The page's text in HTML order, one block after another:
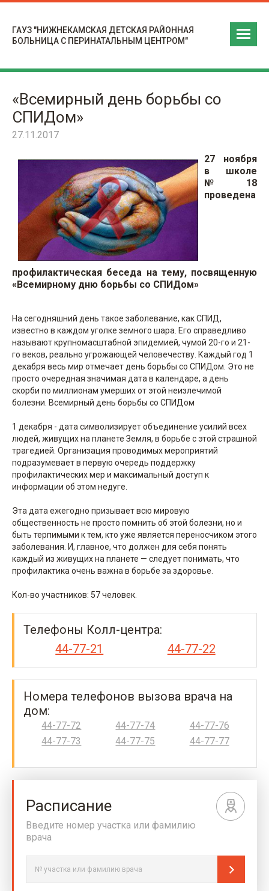
ГАУЗ "НИЖНЕКАМСКАЯ ДЕТСКАЯ РАЙОННАЯ
БОЛЬНИЦА С ПЕРИНАТАЛЬНЫМ ЦЕНТРОМ"
«Всемирный день борьбы со
СПИДом»
27.11.2017
27 ноября
в школе
№18
проведена
профилактическая беседа на тему, посвященную
«Всемирному дню борьбы со СПИДом»
На сегодняшний день такое заболевание, как СПИД,
известно в каждом уголке земного шара. Его справедливо
называют крупномасштабной эпидемией, чумой 20-го и 21-
го веков, реально угрожающей человечеству. Каждый год 1
декабря весь мир отмечает день борьбы со СПИДом. Это не
просто очередная значимая дата в календаре, а день
скорби по миллионам умерших от этой неизлечимой
болезни. Всемирный день борьбы со СПИДом
1 декабря - дата символизирует объединение усилий всех
людей, живущих на планете Земля, в борьбе с этой страшной
трагедией. Организация проводимых мероприятий
подразумевает в первую очередь поддержку
профилактических мер и максимальный доступ к
информации об этом недуге.
Эта дата ежегодно призывает всю мировую
общественность не просто помнить об этой болезни, но и
быть терпимыми к тем, кто уже является переносчиком этого
заболевания. И, главное, что должен для себя понять
каждый из живущих на планете — следует понимать, что
профилактика очень важна в борьбе за здоровье.
Кол-во участников: 57 человек.
Телефоны Колл-центра:
44-77-21
44-77-22
Номера телефонов вызова врача на
дом:
44-77-72
44-77-73
44-77-74
44-77-75
44-77-76
44-77-77
Расписание
Введите номер участка или фамилию
врача